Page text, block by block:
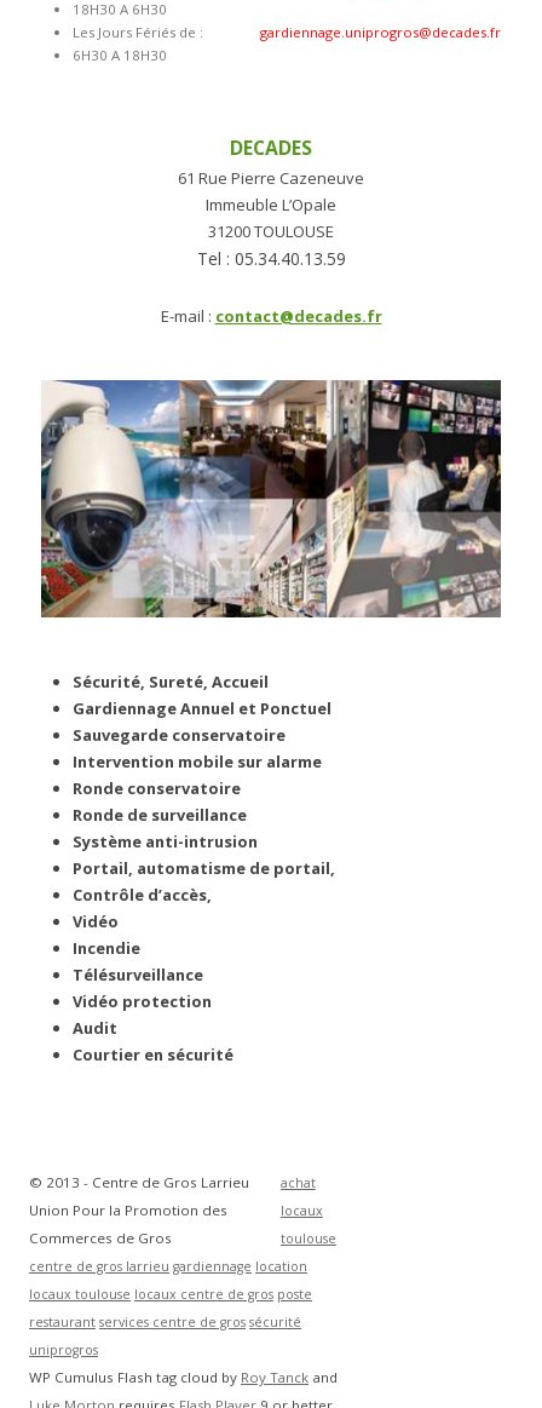
18H30 A 6H30
Les Jours Fériés de :
6H30 A 18H30
gardiennage.uniprogros@decades.fr
DECADES
61 Rue Pierre Cazeneuve
Immeuble L’Opale
31200 TOULOUSE
Tel : 05.34.40.13.59
E-mail : contact@decades.fr
Sécurité, Sureté, Accueil
Gardiennage Annuel et Ponctuel
Sauvegarde conservatoire
Intervention mobile sur alarme
Ronde conservatoire
Ronde de surveillance
Système anti-intrusion
Portail, automatisme de portail,
Contrôle d’accès,
Vidéo
Incendie
Télésurveillance
Vidéo protection
Audit
Courtier en sécurité
© 2013 - Centre de Gros Larrieu
Union Pour la Promotion des
Commerces de Gros
achat
locaux
toulouse
centre de gros larrieu gardiennage location
locaux toulouse locaux centre de gros poste
restaurant services centre de gros sécurité
uniprogros
WP Cumulus Flash tag cloud by Roy Tanck and